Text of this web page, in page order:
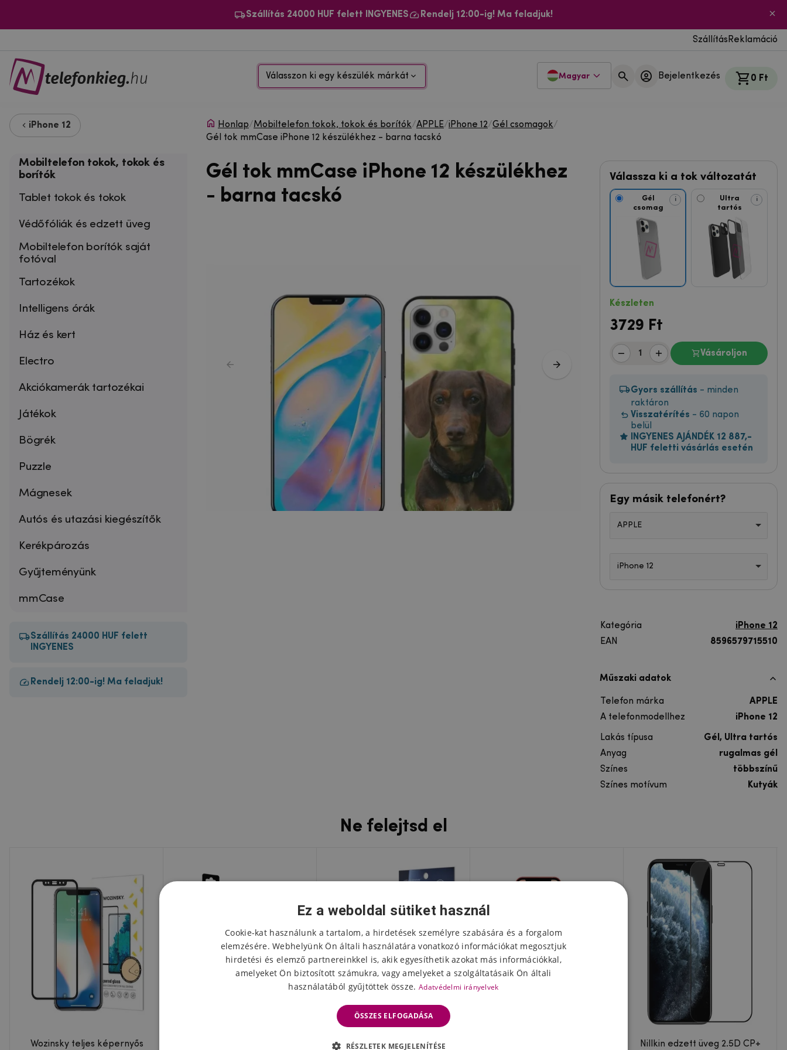
Szállítás 24000 HUF felett INGYENES Rendelj 12:00-ig! Ma feladjuk!
Szállítás Reklamáció
Válasszon ki egy készülék márkát Magyar Bejelentkezés 0 Ft
iPhone 12
Mobiltelefon tokok, tokok és
borítók
Tablet tokok és tokok
Védőfóliák és edzett üveg
Mobiltelefon borítók saját
fotóval
Tartozékok
Intelligens órák
Ház és kert
Electro
Akciókamerák tartozékai
Játékok
Bögrék
Puzzle
Mágnesek
Autós és utazási kiegészítők
Kerékpározás
Gyűjteményünk
mmCase
Szállítás 24000 HUF felett
INGYENES
Rendelj 12:00-ig! Ma feladjuk!
Honlap/Mobiltelefon tokok, tokok és borítók/APPLE/iPhone 12/Gél csomagok/
Gél tok mmCase iPhone 12 készülékhez - barna tacskó
Gél tok mmCase iPhone 12 készülékhez
- barna tacskó
Válassza ki a tok változatát
Gél
csomag
i
Ultra
tartós
i
Készleten
3729 Ft
Vásároljon
Gyors szállítás - minden
raktáron
Visszatérítés - 60 napon
belül
INGYENES AJÁNDÉK 12 887,-
HUF feletti vásárlás esetén
Egy másik telefonért?
APPLE
iPhone 12
Kategória
iPhone 12
EAN
8596579715510
Műszaki adatok
Telefon márka
APPLE
A telefonmodellhez
iPhone 12
Lakás típusa
Gél, Ultra tartós
Anyag
rugalmas gél
Színes
többszínű
Színes motívum
Kutyák
Ne felejtsd el
Wozinsky teljes képernyős
9H edzett üvegből készült
Nillkin edzett üveg 2.5D CP+
Ez a weboldal sütiket használ
Cookie-kat használunk a tartalom, a hirdetések személyre szabására és a forgalom
elemzésére. Webhelyünk Ön általi használatára vonatkozó információkat megosztjuk
hirdetési és elemző partnereinkkel is, akik egyesíthetik azokat más információkkal,
amelyeket Ön biztosított számukra, vagy amelyeket a szolgáltatásaik Ön általi
használatából gyűjtöttek össze. Adatvédelmi irányelvek
ÖSSZES ELFOGADÁSA
RÉSZLETEK MEGJELENÍTÉSE